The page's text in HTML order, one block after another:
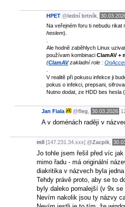
HPET @lední brtník
Na veřejném foru ti nebudu
heslem).
Ale hodnĕ zabĕhlych Linux
používam kombinaci ClamAV +
(ClamAVzakladní role :
V realitě při pokusu infekce ji
pokus o infekci, prepsani,
Nutno dodat, ze HDD bes hesla
Jan Fiala @fleg 30.03.2026
A v doménách raději v
mll [147.231.34.xxx] @Zacpik
Jo tohle jsem řešil před víc
mimo řadu - má originální
diakritika v názvech byla
Tehdy právě proto, aby se to
byly daleko pomalejší (v 9x
Nevím nakolik jsou ty názvy